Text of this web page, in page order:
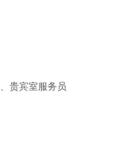
贵宾室服务员